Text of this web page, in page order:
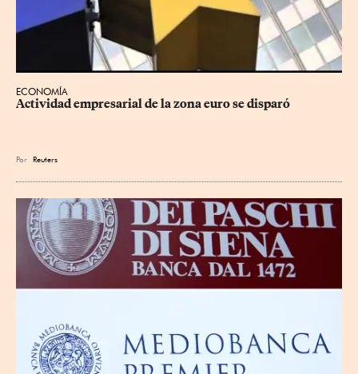
ECONOMÍA
Actividad empresarial de la zona euro se disparó
Por Reuters